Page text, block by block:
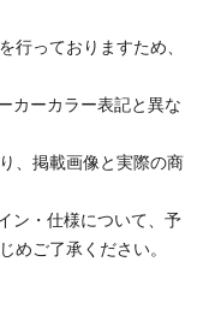
っておりますため、
カーカラー表記と異な
、掲載画像と実際の商
ン・仕様について、予
めご了承ください。